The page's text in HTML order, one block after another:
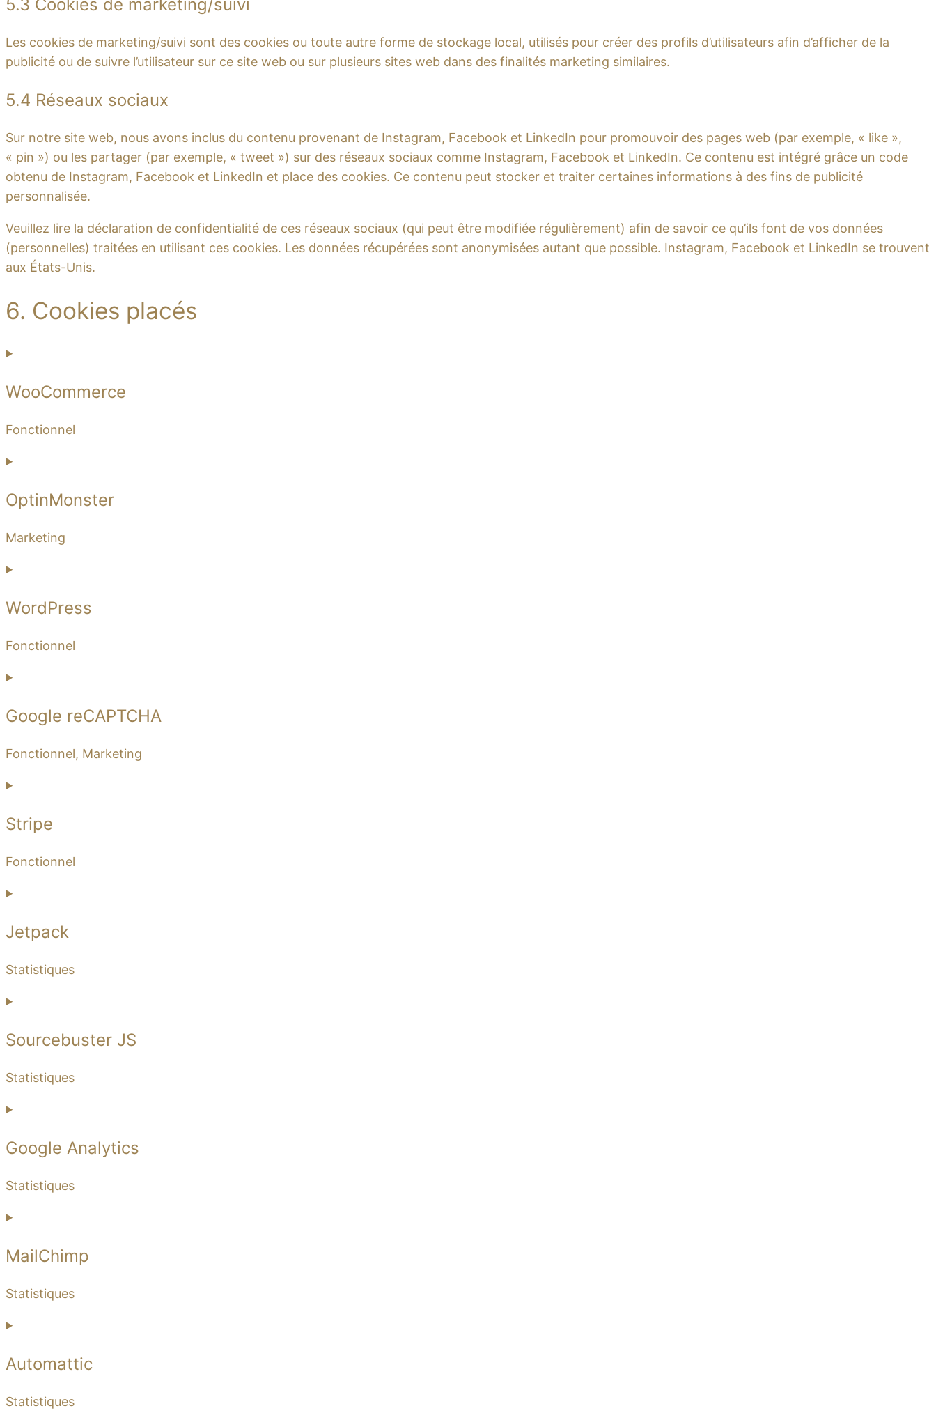
5.3 Cookies de marketing/suivi
Les cookies de marketing/suivi sont des cookies ou toute autre forme de stockage local, utilisés pour créer des profils d’utilisateurs afin d’afficher de la
publicité ou de suivre l’utilisateur sur ce site web ou sur plusieurs sites web dans des finalités marketing similaires.
5.4 Réseaux sociaux
Sur notre site web, nous avons inclus du contenu provenant de Instagram, Facebook et LinkedIn pour promouvoir des pages web (par exemple, « like »,
« pin ») ou les partager (par exemple, « tweet ») sur des réseaux sociaux comme Instagram, Facebook et LinkedIn. Ce contenu est intégré grâce un code
obtenu de Instagram, Facebook et LinkedIn et place des cookies. Ce contenu peut stocker et traiter certaines informations à des fins de publicité
personnalisée.
Veuillez lire la déclaration de confidentialité de ces réseaux sociaux (qui peut être modifiée régulièrement) afin de savoir ce qu’ils font de vos données
(personnelles) traitées en utilisant ces cookies. Les données récupérées sont anonymisées autant que possible. Instagram, Facebook et LinkedIn se trouvent
aux États-Unis.
6. Cookies placés
WooCommerce
Fonctionnel
OptinMonster
Marketing
WordPress
Fonctionnel
Google reCAPTCHA
Fonctionnel, Marketing
Stripe
Fonctionnel
Jetpack
Statistiques
Sourcebuster JS
Statistiques
Google Analytics
Statistiques
MailChimp
Statistiques
Automattic
Statistiques